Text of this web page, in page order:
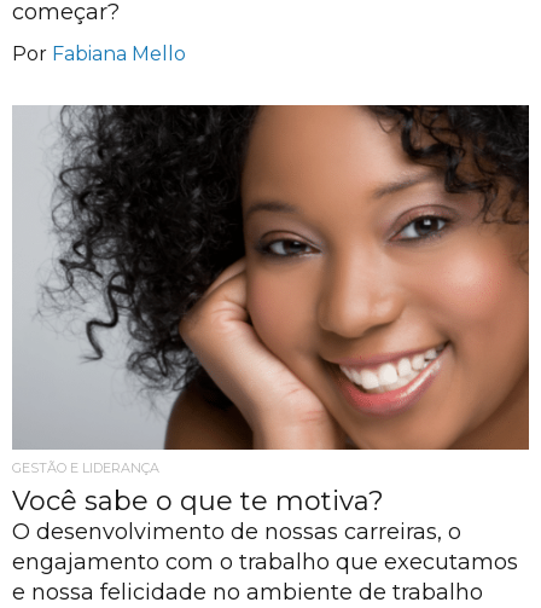
começar?
Por Fabiana Mello
GESTÃO E LIDERANÇA
Você sabe o que te motiva?
O desenvolvimento de nossas carreiras, o
engajamento com o trabalho que executamos
e nossa felicidade no ambiente de trabalho